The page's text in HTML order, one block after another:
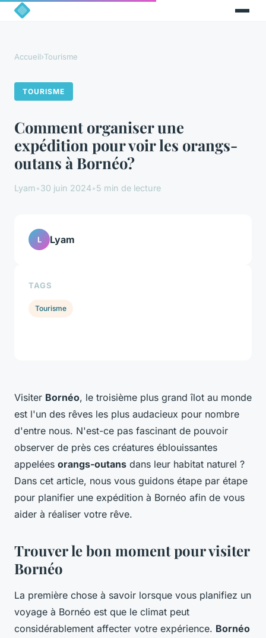
Accueil›Tourisme
TOURISME
Comment organiser une
expédition pour voir les orangs-
outans à Bornéo?
Lyam•30 juin 2024•5 min de lecture
Visiter Bornéo, le troisième plus grand îlot au monde
est l'un des rêves les plus audacieux pour nombre
d'entre nous. N'est-ce pas fascinant de pouvoir
observer de près ces créatures éblouissantes
appelées orangs-outans dans leur habitat naturel ?
Dans cet article, nous vous guidons étape par étape
pour planifier une expédition à Bornéo afin de vous
aider à réaliser votre rêve.
Trouver le bon moment pour visiter
Bornéo
La première chose à savoir lorsque vous planifiez un
voyage à Bornéo est que le climat peut
considérablement affecter votre expérience. Bornéo
L Lyam
TAGS
Tourisme